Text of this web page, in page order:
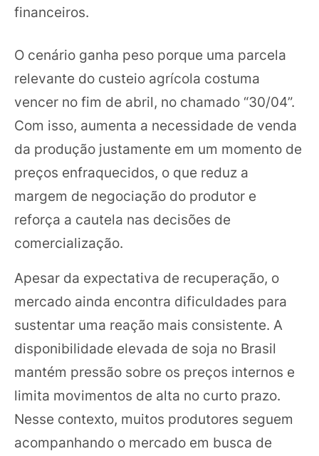
financeiros.
O cenário ganha peso porque uma parcela
relevante do custeio agrícola costuma
vencer no fim de abril, no chamado “30/04”.
Com isso, aumenta a necessidade de venda
da produção justamente em um momento de
preços enfraquecidos, o que reduz a
margem de negociação do produtor e
reforça a cautela nas decisões de
comercialização.
Apesar da expectativa de recuperação, o
mercado ainda encontra dificuldades para
sustentar uma reação mais consistente. A
disponibilidade elevada de soja no Brasil
mantém pressão sobre os preços internos e
limita movimentos de alta no curto prazo.
Nesse contexto, muitos produtores seguem
acompanhando o mercado em busca de